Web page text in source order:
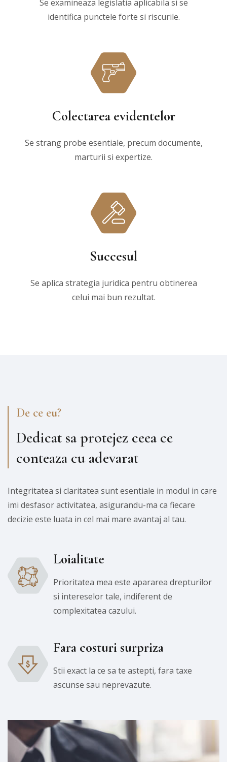
Se examineaza legislatia aplicabila si se
identifica punctele forte si riscurile.
Colectarea evidentelor
Se strang probe esentiale, precum documente,
marturii si expertize.
Succesul
Se aplica strategia juridica pentru obtinerea
celui mai bun rezultat.
De ce eu?
Dedicat sa protejez ceea ce
conteaza cu adevarat
Integritatea si claritatea sunt esentiale in modul in care
imi desfasor activitatea, asigurandu-ma ca fiecare
decizie este luata in cel mai mare avantaj al tau.
Loialitate
Prioritatea mea este apararea drepturilor
si intereselor tale, indiferent de
complexitatea cazului.
Fara costuri surpriza
Stii exact la ce sa te astepti, fara taxe
ascunse sau neprevazute.